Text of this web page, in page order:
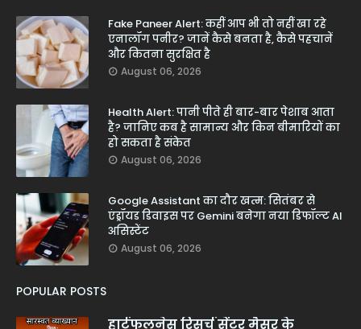
Fake Paneer Alert: कहीं आप भी तो नहीं खा रहे
एनालॉग पनीर? जानें कैसे बनता है, कैसे पहचानें
और कितना सुरक्षित है
August 06, 2026
Health Alert: पानी पीते ही बार-बार पेशाब आता
है? जानिए कब है सामान्य और किन बीमारियों का
हो सकता है संकेत
August 06, 2026
Google Assistant का दौर खत्म: सितंबर से
एंड्रॉयड डिवाइस पर Gemini बनेगा नया डिफॉल्ट AI
असिस्टेंट
August 06, 2026
POPULAR POSTS
हार्टफुलनेस रिसर्च सेंटर मैसूर के